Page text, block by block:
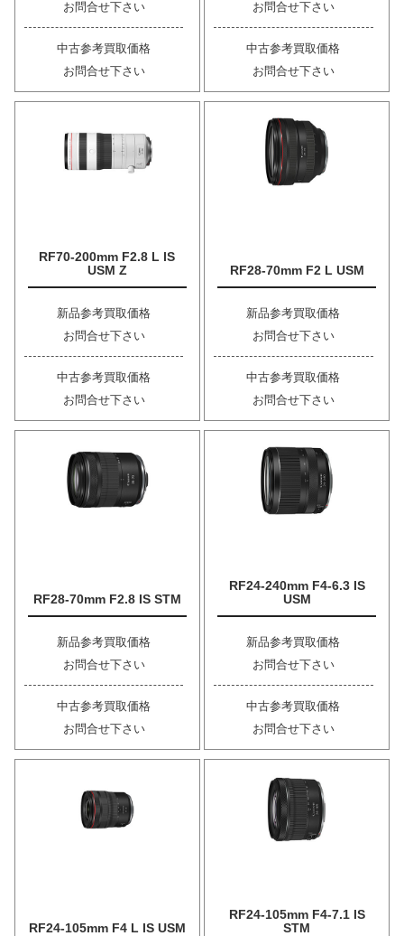
お問合せ下さい
中古参考買取価格
お問合せ下さい
お問合せ下さい
中古参考買取価格
お問合せ下さい
RF70-200mm F2.8 L IS
USM Z
新品参考買取価格
お問合せ下さい
中古参考買取価格
お問合せ下さい
RF28-70mm F2 L USM
新品参考買取価格
お問合せ下さい
中古参考買取価格
お問合せ下さい
RF28-70mm F2.8 IS STM
新品参考買取価格
お問合せ下さい
中古参考買取価格
お問合せ下さい
RF24-240mm F4-6.3 IS
USM
新品参考買取価格
お問合せ下さい
中古参考買取価格
お問合せ下さい
RF24-105mm F4 L IS USM
RF24-105mm F4-7.1 IS
STM